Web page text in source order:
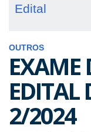
Edital
OUTROS
EXAME
EDITAL
2/2024